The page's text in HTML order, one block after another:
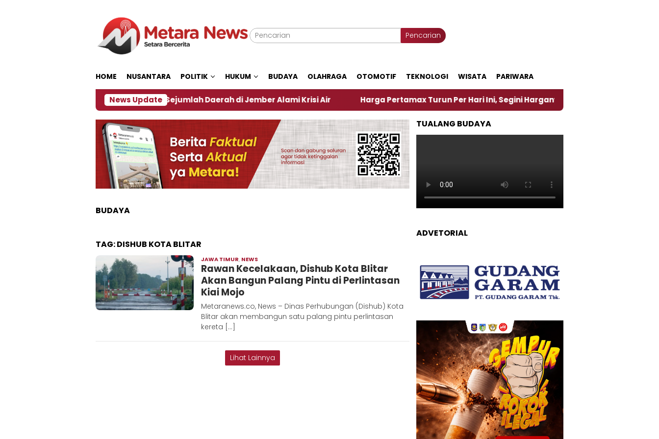
Pencarian
HOME NUSANTARA POLITIK HUKUM BUDAYA OLAHRAGA OTOMOTIF TEKNOLOGI WISATA PARIWARA
News Update
Dampak El Nino, Sejumlah Daerah di Jember Alami Krisi Air Harga Pertamax Turun Per Hari Ini, Segini Harganya ‎Nasirun Maestro Lukis
BUDAYA
TAG:DISHUB KOTA BLITAR
JAWA TIMUR, NEWS
Rawan Kecelakaan, Dishub Kota Blitar
Akan Bangun Palang Pintu di Perlintasan
Kiai Mojo
Metaranews.co, News – Dinas Perhubungan (Dishub) Kota
Blitar akan membangun satu palang pintu perlintasan
kereta […]
Lihat Lainnya
TUALANG BUDAYA
ADVETORIAL